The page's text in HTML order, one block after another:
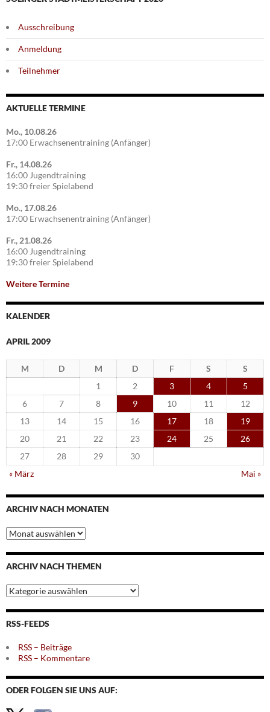
Ausschreibung
Anmeldung
Teilnehmer
AKTUELLE TERMINE
Mo., 10.08.26
17:00 Erwachsenentraining (Anfänger)
Fr., 14.08.26
16:00 Jugendtraining
19:30 freier Spielabend
Mo., 17.08.26
17:00 Erwachsenentraining (Anfänger)
Fr., 21.08.26
16:00 Jugendtraining
19:30 freier Spielabend
Weitere Termine
KALENDER
APRIL 2009
M D M D F S
S
1
2 3 4
5
6
7 8 9 10 11
12
13
14 15 16 17 18
19
20
21 22 23 24 25
26
27
28 29
30
« März
Mai »
ARCHIV NACH MONATEN
Archiv
nach
Monaten
ARCHIV NACH THEMEN
Archiv
nach
Themen
RSS-FEEDS
RSS – Beiträge
RSS – Kommentare
ODER FOLGEN SIE UNS AUF: